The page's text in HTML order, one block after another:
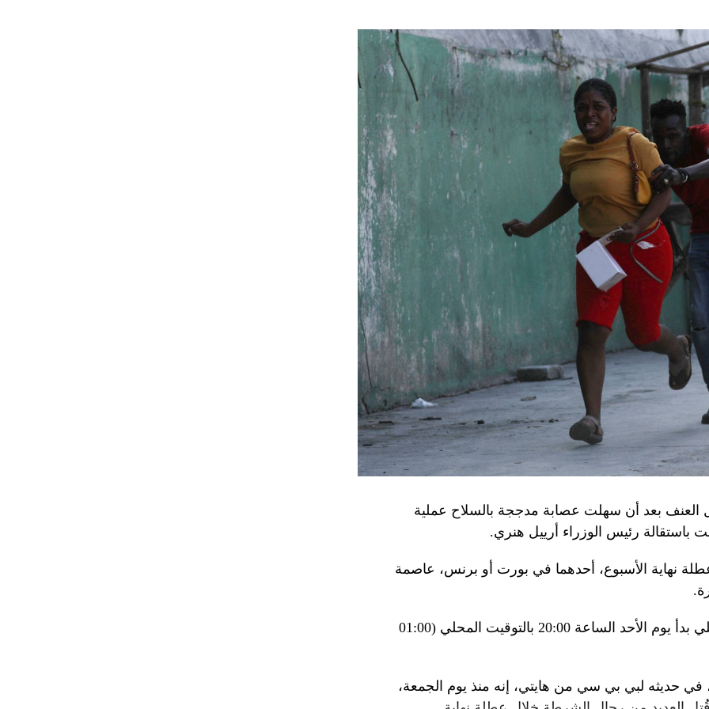
مع التدريبات الروسية، لافتاً إلى أنّ مناورة
الصاروخية وطائرات «سو 25».
الجنرال فيكتور غوليفيتش إلى أنّه «في
ووسائل الطيران في مطار احتياطي»، لافتاً إلى أنّه
المتعلّقة بالاستعدادات لاستخدام الأسلحة النووية
التابعين لجهاز الأمن الفدرالي الروسي «كانوا
ومسؤولين كبار آخرين، مثل رئيس جهاز
أوامر من موسكو. وأوقفت الأجهزة الأوكرانية
أوقفا «شخصان برتبة كولونيل» من جهاز الدولة
جهاز الأمن الفدرالي الروسي ويُشتبه في أن
أنهما كانا يُريدان تجنيد عسكريين «مقرّبين من
وكشفت أجهزة الأمن الأوكرانية أن أحد أعضاء
في تصريحات لصحيفة «بوليتيكا» الصربية قبل وصوله
«الفاضح» للسفارة الصينية في يوغوسلافيا عام
منطقة البيرينيه الجبلية أمس، في اليوم الثاني
الحرب في أوكرانيا والخلافات التجارية.
جبل تورماليه، إحدى محطات الصعود في طواف
حيث تناول الرئيسان مع زوجتيهما الغداء. وقدّم
البيرينيه، وزجاجة أرمانياك، وقبعات، وسروال
العنف بعد أن سهلت عصابة مدججة بالسلاح عملية
رئيس الوزراء أرييل هنري.
نهاية الأسبوع، أحدهما في بورت أو برنس، عاصمة
وبناء على ذلك فرضت السلطات حظر تجول ليلي بدأ يوم الأحد الساعة 20:00 بالتوقيت المحلي (01:00
في حديثه لبي بي سي من هايتي، إنه منذ يوم الجمعة،